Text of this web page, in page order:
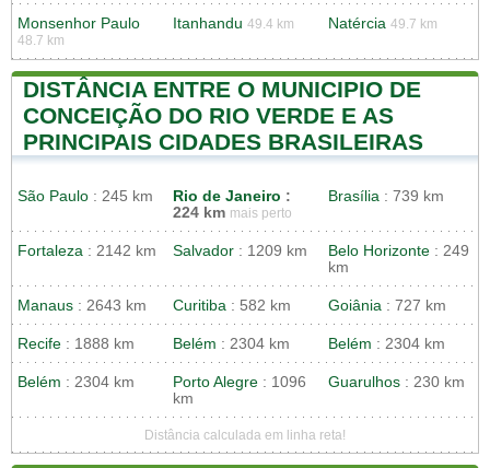
Monsenhor Paulo
48.7 km
Itanhandu 49.4 km Natércia 49.7 km
DISTÂNCIA ENTRE O MUNICIPIO DE
CONCEIÇÃO DO RIO VERDE E AS
PRINCIPAIS CIDADES BRASILEIRAS
São Paulo : 245 km Rio de Janeiro :
224 km mais perto
Brasília : 739 km
Fortaleza : 2142 km Salvador : 1209 km Belo Horizonte : 249
km
Manaus : 2643 km Curitiba : 582 km Goiânia : 727 km
Recife : 1888 km Belém : 2304 km Belém : 2304 km
Belém : 2304 km Porto Alegre : 1096
km
Guarulhos : 230 km
Distância calculada em linha reta!